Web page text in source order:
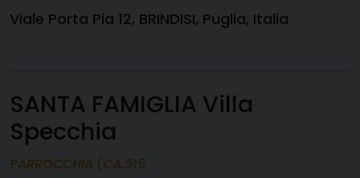
Viale Porta Pia 12, BRINDISI, Puglia, Italia
SANTA FAMIGLIA Villa
Specchia
PARROCCHIA (CA.515